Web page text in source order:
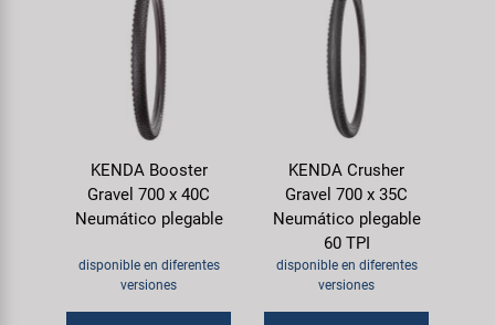
KENDA Booster
Gravel 700 x 40C
Neumático plegable
disponible en diferentes
versiones
KENDA Crusher
Gravel 700 x 35C
Neumático plegable
60 TPI
disponible en diferentes
versiones